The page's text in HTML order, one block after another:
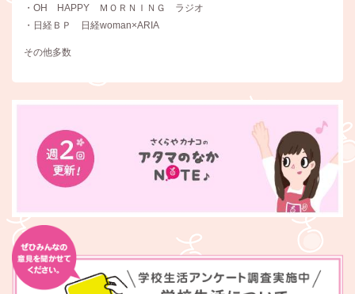
・OH HAPPY ＭＯＲＮＩＮＧ ラジオ
・日経ＢＰ 日経woman×ARIA
その他多数